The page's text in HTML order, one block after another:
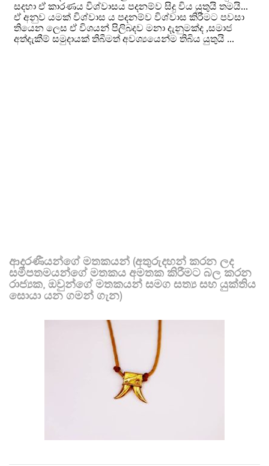
ආදරණීයන්ගේ මතකයන් (අතුරුදහන් කරන ලද
සමීපතමයන්ගේ මතකය අමතක කිරීමට බල කරන
රාජ්‍යක, ඔවුන්ගේ මතකයන් සමග සත්‍ය සහ යුක්තිය
සොයා යන ගමන් ගැන)